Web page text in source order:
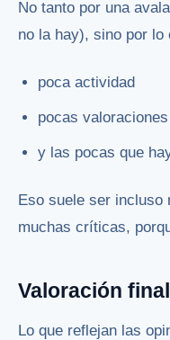
No tanto por una
no la hay), sino por lo
poca actividad
pocas valoraciones
y las pocas que
Eso suele ser incluso
muchas críticas,
Valoración
Lo que reflejan las